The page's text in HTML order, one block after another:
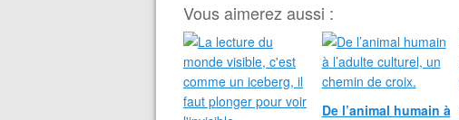
Vous aimerez aussi :
De l’animal humain à